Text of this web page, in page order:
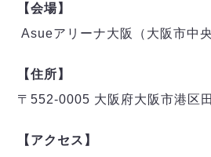
【会場】
Asueアリーナ大阪（大阪市中
【住所】
〒552-0005 大阪府大阪市港区
【アクセス】